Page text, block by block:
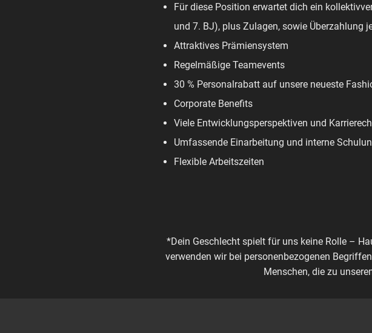
Für diese Position erwartet dich ein
und 7. BJ), plus Zulagen, sowie Überzahlung
Attraktives Prämiensystem
Regelmäßige Teamevents
30 % Personalrabatt auf unsere neueste
Corporate Benefits
Viele Entwicklungsperspektiven und
Umfassende Einarbeitung und interne
Flexible Arbeitszeiten
*Dein Geschlecht spielt für uns keine Rolle –
verwenden wir bei personenbezogenen
Menschen, die zu